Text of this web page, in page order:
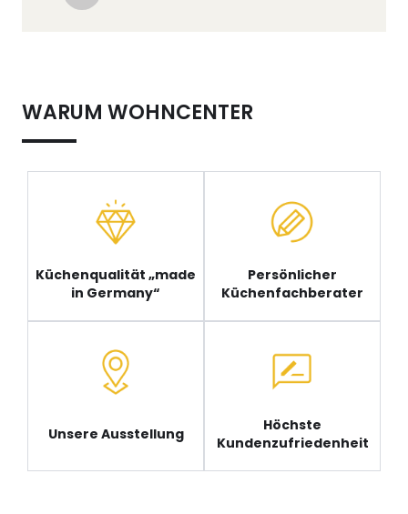
WARUM WOHNCENTER
Küchenqualität „made
in Germany“
Persönlicher
Küchenfachberater
Unsere Ausstellung
Höchste
Kundenzufriedenheit